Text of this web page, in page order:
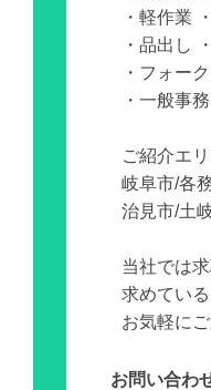
・軽作業
・品出し
・フォー
・一般事
ご紹介エ
岐阜市/各
治見市/土
当社では
求めてい
お気軽に
お問い合わ